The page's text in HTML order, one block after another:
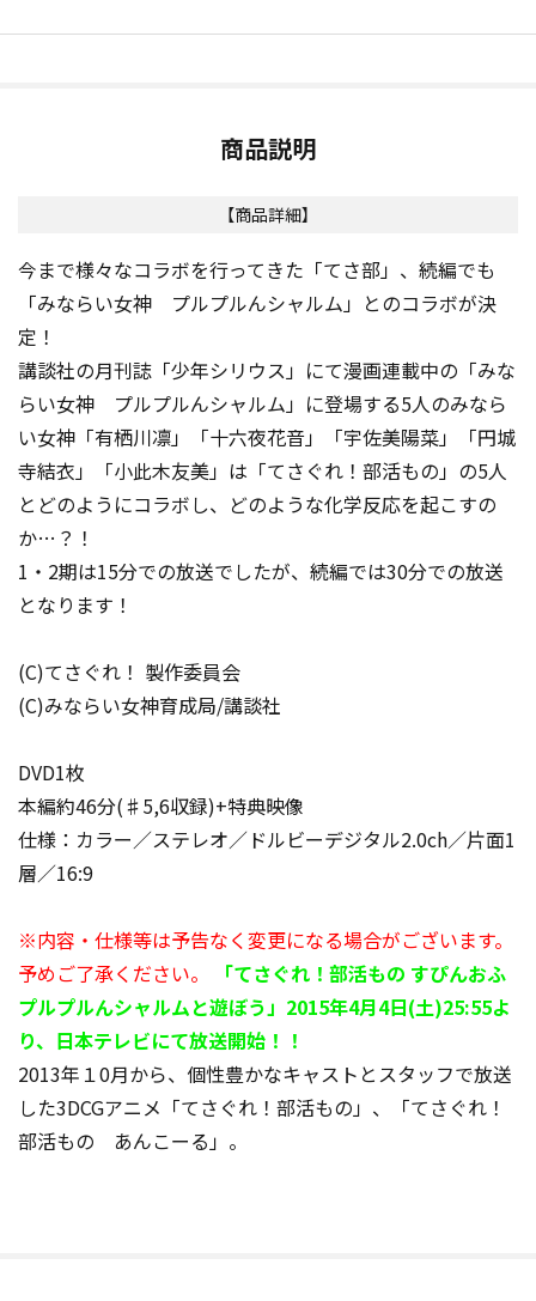
商品説明
【商品詳細】
今まで様々なコラボを行ってきた「てさ部」、続編でも
「みならい女神 プルプルんシャルム」とのコラボが決
定！
講談社の月刊誌「少年シリウス」にて漫画連載中の「みな
らい女神 プルプルんシャルム」に登場する5人のみなら
い女神「有栖川凛」「十六夜花音」「宇佐美陽菜」「円城
寺結衣」「小此木友美」は「てさぐれ！部活もの」の5人
とどのようにコラボし、どのような化学反応を起こすの
か…？！
1・2期は15分での放送でしたが、続編では30分での放送
となります！
(C)てさぐれ！ 製作委員会
(C)みならい女神育成局/講談社
DVD1枚
本編約46分(♯5,6収録)+特典映像
仕様：カラー／ステレオ／ドルビーデジタル2.0ch／片面1
層／16:9
※内容・仕様等は予告なく変更になる場合がございます。
予めご了承ください。
「てさぐれ！部活もの すぴんおふ
プルプルんシャルムと遊ぼう」2015年4月4日(土)25:55よ
り、日本テレビにて放送開始！！
2013年１0月から、個性豊かなキャストとスタッフで放送
した3DCGアニメ「てさぐれ！部活もの」、「てさぐれ！
部活もの あんこーる」。